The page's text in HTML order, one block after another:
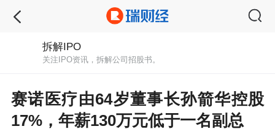
拆解IPO
关注IPO资讯，拆解公司招股书。
赛诺医疗由64岁董事长孙箭华控股
17%，年薪130万元低于一名副总